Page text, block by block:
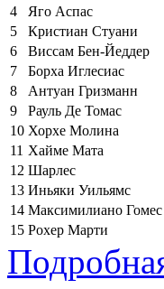
4
Яго Аспас
5
Кристиан Стуани
6
Виссам Бен-Йеддер
7
Борха Иглесиас
8
Антуан Гризманн
9
Рауль Де Томас
10 Хорхе Молина
11 Хайме Мата
12 Шарлес
13 Иньяки Уильямс
14 Максимилиано Гомес
15 Рохер Марти